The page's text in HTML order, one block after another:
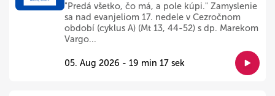
"Predá všetko, čo má, a pole kúpi." Zamyslenie
sa nad evanjeliom 17. nedele v Cezročnom
období (cyklus A) (Mt 13, 44-52) s dp. Marekom
Vargo...
05. Aug 2026 - 19 min 17 sek